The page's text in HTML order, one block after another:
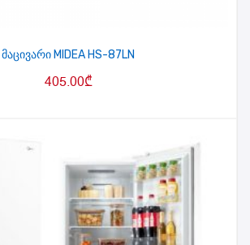
მაცივარი MIDEA HS-87LN
405.00₾